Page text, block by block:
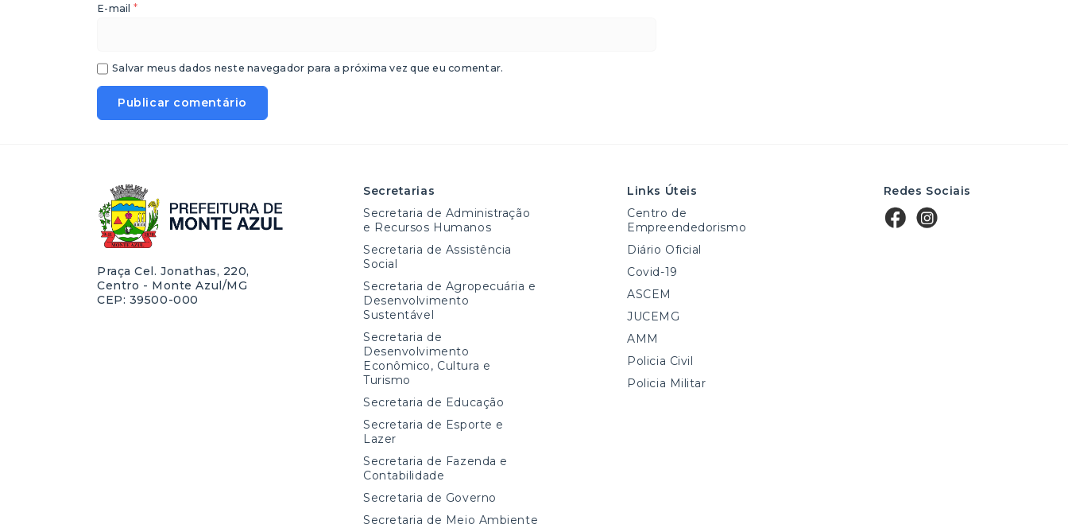
E-mail *
Salvar meus dados neste navegador para a próxima vez que eu comentar.
Praça Cel. Jonathas, 220,
Centro - Monte Azul/MG
CEP: 39500-000
Secretarias
Secretaria de Administração
e Recursos Humanos
Secretaria de Assistência
Social
Secretaria de Agropecuária e
Desenvolvimento
Sustentável
Secretaria de
Desenvolvimento
Econômico, Cultura e
Turismo
Secretaria de Educação
Secretaria de Esporte e
Lazer
Secretaria de Fazenda e
Contabilidade
Secretaria de Governo
Secretaria de Meio Ambiente
Links Úteis
Centro de
Empreendedorismo
Diário Oficial
Covid-19
ASCEM
JUCEMG
AMM
Policia Civil
Policia Militar
Redes Sociais